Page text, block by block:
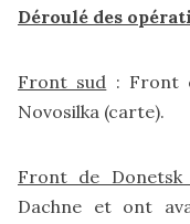
Déroulé des
Front sud : Front
Novosilka (carte).
Front de Donetsk
Dachne et ont